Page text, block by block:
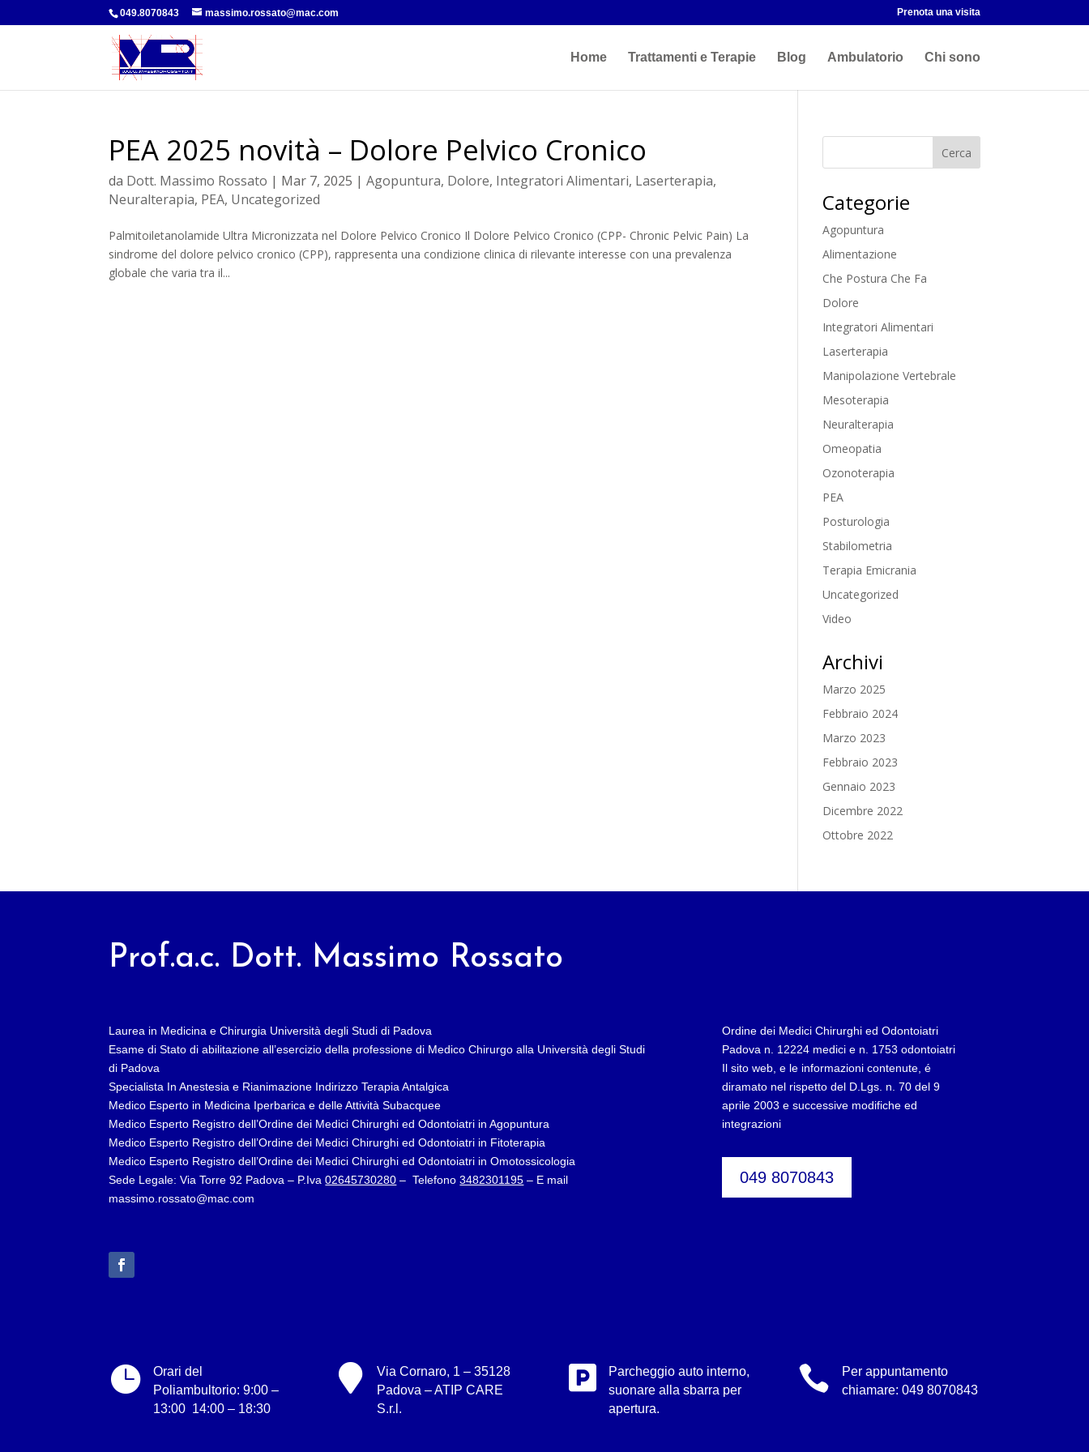
049.8070843 massimo.rossato@mac.com Prenota una visita
Home Trattamenti e Terapie Blog Ambulatorio Chi sono
PEA 2025 novità – Dolore Pelvico Cronico
da Dott. Massimo Rossato | Mar 7, 2025 |Agopuntura, Dolore, Integratori Alimentari, Laserterapia,
Neuralterapia, PEA, Uncategorized
Palmitoiletanolamide Ultra Micronizzata nel Dolore Pelvico Cronico Il Dolore Pelvico Cronico (CPP- Chronic Pelvic Pain) La
sindrome del dolore pelvico cronico (CPP), rappresenta una condizione clinica di rilevante interesse con una prevalenza
globale che varia tra il...
Categorie
Agopuntura
Alimentazione
Che Postura Che Fa
Dolore
Integratori Alimentari
Laserterapia
Manipolazione Vertebrale
Mesoterapia
Neuralterapia
Omeopatia
Ozonoterapia
PEA
Posturologia
Stabilometria
Terapia Emicrania
Uncategorized
Video
Archivi
Marzo 2025
Febbraio 2024
Marzo 2023
Febbraio 2023
Gennaio 2023
Dicembre 2022
Ottobre 2022
Prof.a.c. Dott. Massimo Rossato
Laurea in Medicina e Chirurgia Università degli Studi di Padova
Esame di Stato di abilitazione all’esercizio della professione di Medico Chirurgo alla Università degli Studi
di Padova
Specialista In Anestesia e Rianimazione Indirizzo Terapia Antalgica
Medico Esperto in Medicina Iperbarica e delle Attività Subacquee
Medico Esperto Registro dell’Ordine dei Medici Chirurghi ed Odontoiatri in Agopuntura
Medico Esperto Registro dell’Ordine dei Medici Chirurghi ed Odontoiatri in Fitoterapia
Medico Esperto Registro dell’Ordine dei Medici Chirurghi ed Odontoiatri in Omotossicologia
Sede Legale: Via Torre 92 Padova – P.Iva02645730280 – Telefono3482301195 – E mail
massimo.rossato@mac.com
Ordine dei Medici Chirurghi ed Odontoiatri
Padova n. 12224 medici e n. 1753 odontoiatri
Il sito web, e le informazioni contenute, é
diramato nel rispetto del D.Lgs. n. 70 del 9
aprile 2003 e successive modifiche ed
integrazioni
049 8070843

Orari del
Poliambultorio: 9:00 –
13:00 14:00 – 18:30

Via Cornaro, 1 – 35128
Padova – ATIP CARE
S.r.l.

Parcheggio auto interno,
suonare alla sbarra per
apertura.

Per appuntamento
chiamare:049 8070843